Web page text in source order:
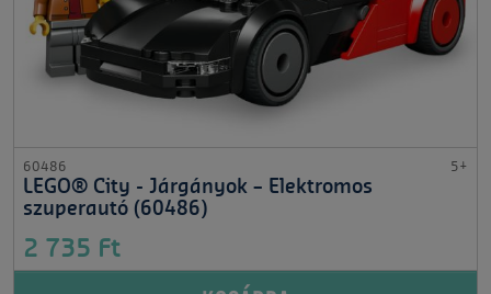
60486 5+
LEGO® City - Járgányok – Elektromos
szuperautó (60486)
2 735 Ft